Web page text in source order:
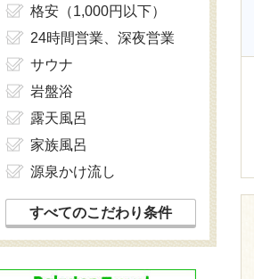
格安（1,000円以下）
24時間営業、深夜営業
サウナ
岩盤浴
露天風呂
家族風呂
源泉かけ流し
すべてのこだわり条件